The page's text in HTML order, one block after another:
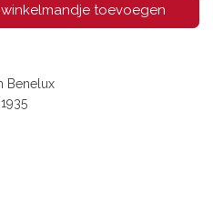
toevoegen
Benelux